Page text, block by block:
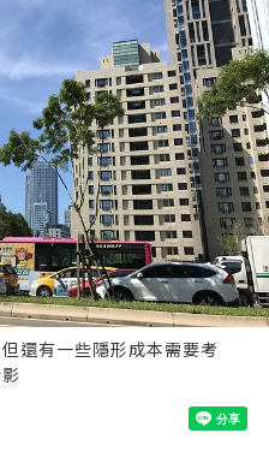
還有一些隱形成本需要考